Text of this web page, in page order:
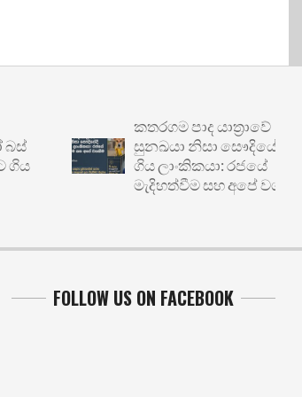
කතරගම පාද යාත්‍රාවේ
සුනඛයා නිසා සෞදියේදී හිරේ
ගිය ලාංකිකයා: රජයේ
මැදිහත්වීම සහ අපේ වගකීම
FOLLOW US ON FACEBOOK